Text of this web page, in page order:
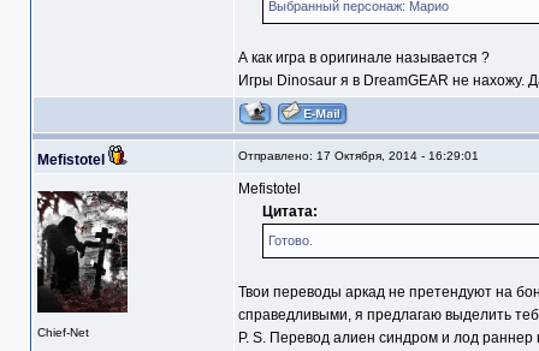
Выбранный персонаж: Марио
А как игра в оригинале называется ?
Игры Dinosaur я в DreamGEAR не нахожу.
Mefistotel Отправлено: 17 Октября, 2014 - 16:29:01
Chief-Net
Mefistotel
Цитата:
Готово.
Твои переводы аркад не претендуют на
справедливыми, я предлагаю выделить
Р. S. Перевод алиен синдром и лод раннер